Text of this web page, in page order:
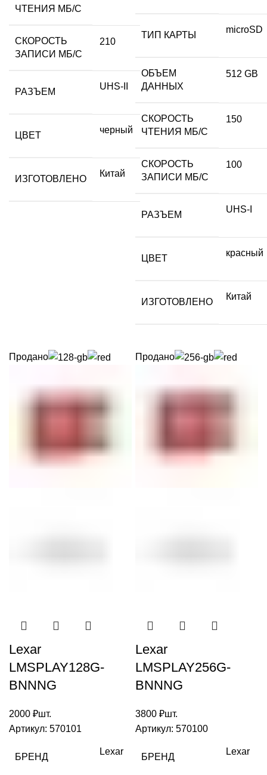
ЧТЕНИЯ МБ/С
СКОРОСТЬ
ЗАПИСИ МБ/С
210
РАЗЪЕМ
UHS-II
ЦВЕТ
черный
ИЗГОТОВЛЕНО
Китай
ТИП КАРТЫ
microSD
ОБЪЕМ
ДАННЫХ
512 GB
СКОРОСТЬ
ЧТЕНИЯ МБ/С
150
СКОРОСТЬ
ЗАПИСИ МБ/С
100
РАЗЪЕМ
UHS-I
ЦВЕТ
красный
ИЗГОТОВЛЕНО
Китай
Продано
Lexar
LMSPLAY128G-
BNNNG
2000 ₽шт.
Артикул: 570101
БРЕНД
Lexar
Продано
Lexar
LMSPLAY256G-
BNNNG
3800 ₽шт.
Артикул: 570100
БРЕНД
Lexar